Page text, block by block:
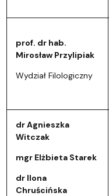
prof. dr hab.
Mirosław Przylipiak
Wydział Filologiczny
dr Agnieszka
Witczak
mgr Elżbieta Starek
dr Ilona
Chruścińska